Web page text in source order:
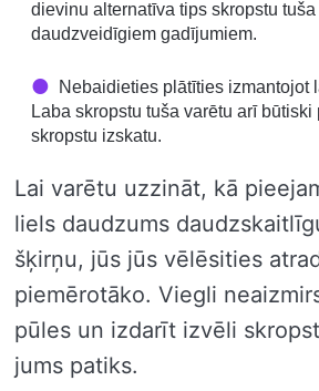
dievinu alternatīva tips skropstu
daudzveidīgiem gadījumiem.
Nebaidieties plātīties izmantojot
Laba skropstu tuša varētu arī
skropstu izskatu.
Lai varētu uzzināt, kā
liels daudzums
šķirņu, jūs jūs vēlēsities
piemērotāko. Viegli
pūles un izdarīt izvēli
jums patiks.